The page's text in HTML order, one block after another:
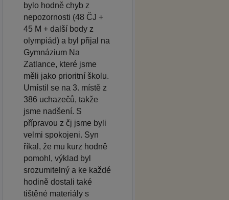
bylo hodně chyb z
nepozornosti (48 ČJ +
45 M + další body z
olympiád) a byl přijal na
Gymnázium Na
Zatlance, které jsme
měli jako prioritní školu.
Umístil se na 3. místě z
386 uchazečů, takže
jsme nadšení. S
přípravou z čj jsme byli
velmi spokojeni. Syn
říkal, že mu kurz hodně
pomohl, výklad byl
srozumitelný a ke každé
hodině dostali také
tištěné materiály s